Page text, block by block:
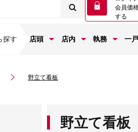
会員価
する
探す 店頭 店内 執務 一
野立て看板
野立て看板